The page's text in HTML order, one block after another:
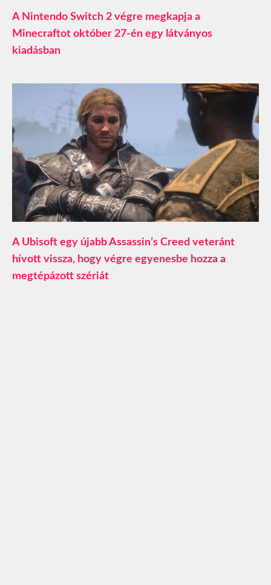
A Nintendo Switch 2 végre megkapja a
Minecraftot október 27-én egy látványos
kiadásban
A Ubisoft egy újabb Assassin’s Creed veteránt
hívott vissza, hogy végre egyenesbe hozza a
megtépázott szériát